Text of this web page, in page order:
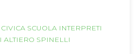
SCUOLA INTERPRETI
ALTIERO SPINELLI